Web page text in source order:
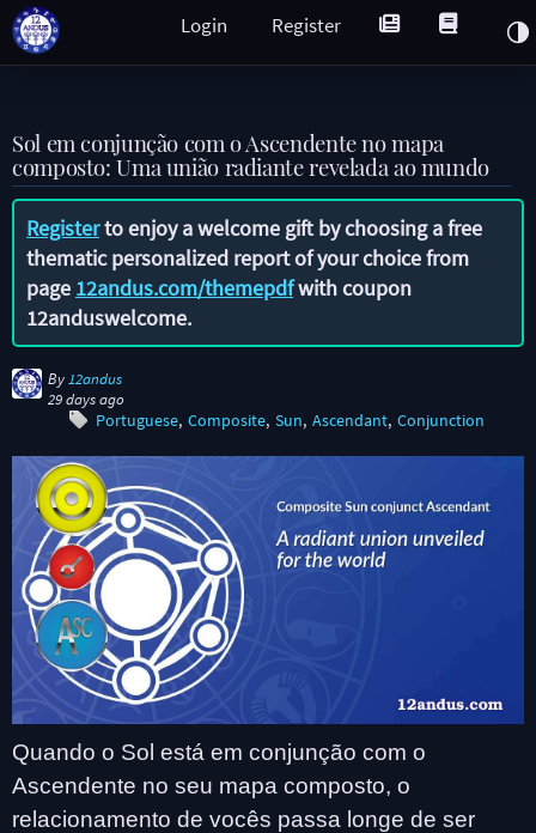
Register
Login
Sol em conjunção com o Ascendente no mapa
composto: Uma união radiante revelada ao mundo
Registerto enjoy a welcome gift by choosing a free
thematic personalized report of your choice from
page 12andus.com/themepdfwith coupon
12anduswelcome.
By 12andus
29 days ago
Portuguese Composite Sun Ascendant Conjunction
Quando o Sol está em conjunção com o
Ascendente no seu mapa composto, o
relacionamento de vocês passa longe de ser